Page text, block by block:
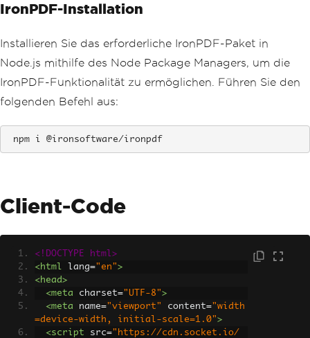
IronPDF-Installation
Installieren Sie das erforderliche IronPDF-Paket in
Node.js mithilfe des Node Package Managers, um die
IronPDF-Funktionalität zu ermöglichen. Führen Sie den
folgenden Befehl aus:
npm i @ironsoftware/ironpdf
Client-Code
<!DOCTYPE html>
<html
lang="en">
<head>
<meta
charset="UTF-8">
<meta
name="viewport" content="width
=device-width, initial-scale=1.0">
<script
src="https://cdn.socket.io/